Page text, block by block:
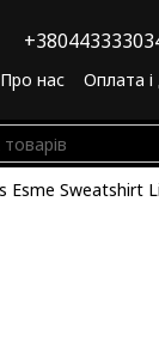
Про нас Оплата